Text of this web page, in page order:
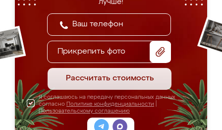
лучше!
Прикрепить фото
Рассчитать стоимость
Я соглашаюсь на передачу персональных данных
согласно Политике конфиденциальности
Пользовательскому соглашению